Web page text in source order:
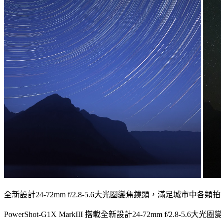
全新設計24-72mm f/2.8-5.6大光圈變焦鏡頭，滿足城市中各類
PowerShot-G1X MarkIII 搭載全新設計24-72mm f/2.8-5.6大光